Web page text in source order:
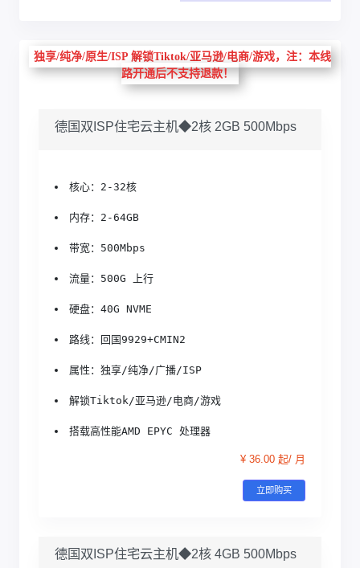
独享/纯净/原生/ISP 解锁Tiktok/亚马逊/电商/游戏，注：本线
路开通后不支持退款！
德国双ISP住宅云主机◆2核 2GB 500Mbps
核心：2-32核
内存：2-64GB
带宽：500Mbps
流量：500G 上行
硬盘：40G NVME
路线：回国9929+CMIN2
属性：独享/纯净/广播/ISP
解锁Tiktok/亚马逊/电商/游戏
搭载高性能AMD EPYC 处理器
¥ 36.00 起/ 月
立即购买
德国双ISP住宅云主机◆2核 4GB 500Mbps